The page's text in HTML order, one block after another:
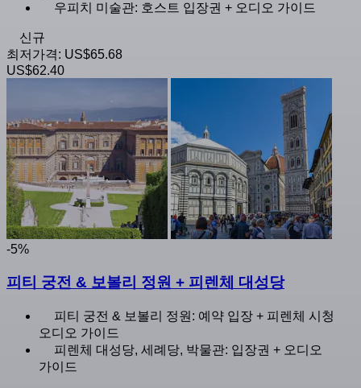
우피치 미술관: 호스트 입장권 + 오디오 가이드
신규
최저가격: US$65.68
US$62.40
-5%
피티 궁전 & 보볼리 정원 + 피렌체 대성당
피티 궁전 & 보볼리 정원: 예약 입장 + 피렌체 시청
오디오 가이드
피렌체 대성당, 세례당, 박물관: 입장권 + 오디오
가이드